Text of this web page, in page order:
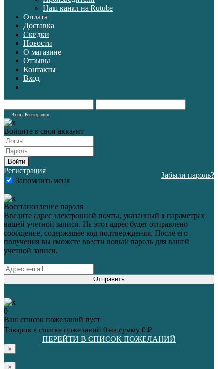
Наш канал на Rutube
Оплата
Доставка
Скидки
Новости
О магазине
Отзывы
Контакты
Вход
Вход / Регистрация
Войдите в свой аккаунт
Войти
Регистрация
Запомнить меня
Забыли пароль?
Восстановление пароля
Введите адрес электронной почты, указанный в параметрах
вашей учетной записи. На этот адрес будет отправлено
сообщение, содержащее код подтверждения. После его
получения вы сможете ввести новый пароль для вашей
учетной записи.
Отправить
0
Ваш список пожеланий пуст
Товаров в списке пожеланий 0 на сумму 0 ₽
ПЕРЕЙТИ В СПИСОК ПОЖЕЛАНИЙ
×
×